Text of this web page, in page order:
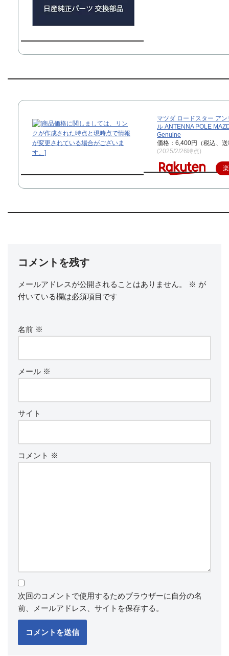
マツダ ロードスター ア
ル ANTENNA POLE
Genuine
価格：6,400円（税込、
(2025/2/26時点)
コメントを残す
メールアドレスが公開されることはありません。 ※ が
付いている欄は必須項目です
名前 ※
メール ※
サイト
コメント ※
次回のコメントで使用するためブラウザーに自分の名
前、メールアドレス、サイトを保存する。